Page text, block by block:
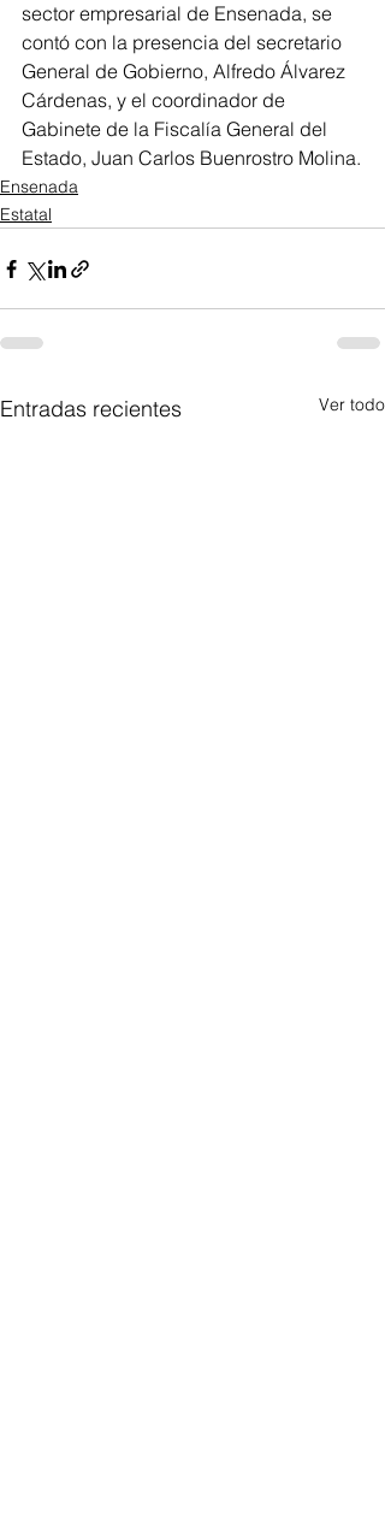
sector empresarial de Ensenada, se
contó con la presencia del secretario
General de Gobierno, Alfredo Álvarez
Cárdenas, y el coordinador de
Gabinete de la Fiscalía General del
Estado, Juan Carlos Buenrostro Molina.
Ensenada
Estatal
Entradas recientes Ver todo